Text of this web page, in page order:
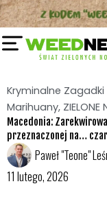
pobliżu miasta
Służby podały,
marihuaną – nie
użytku
ulicznej lub
W obiektach,
rynek